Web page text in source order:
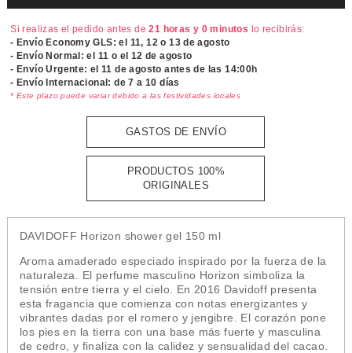
Si realizas el pedido antes de21 horas y 0 minutos lo recibirás:
- Envío Economy GLS: el 11, 12 o 13 de agosto
- Envío Normal: el 11 o el 12 de agosto
- Envío Urgente: el11 de agosto antes de las 14:00h
- Envío Internacional: de 7 a 10 días
* Este plazo puede variar debido a las festividades locales
GASTOS DE ENVÍO
PRODUCTOS 100%
ORIGINALES
DAVIDOFF Horizon shower gel 150 ml
Aroma amaderado especiado inspirado por la fuerza de la
naturaleza. El perfume masculino Horizon simboliza la
tensión entre tierra y el cielo. En 2016 Davidoff presenta
esta fragancia que comienza con notas energizantes y
vibrantes dadas por el romero y jengibre. El corazón pone
los pies en la tierra con una base más fuerte y masculina
de cedro, y finaliza con la calidez y sensualidad del cacao.